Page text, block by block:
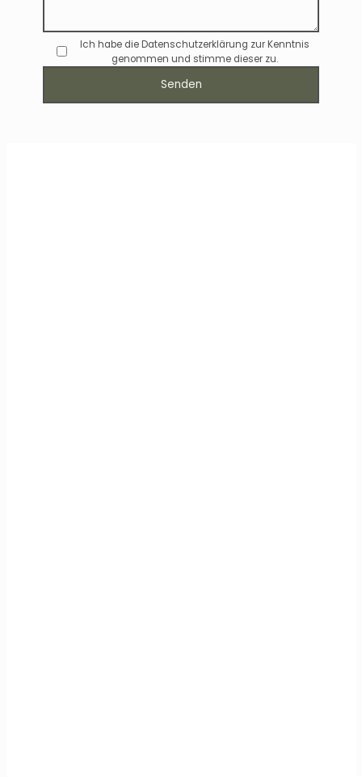
Ich habe die Datenschutzerklärung zur Kenntnis
genommen und stimme dieser zu.